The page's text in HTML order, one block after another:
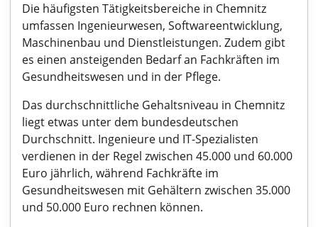
Die häufigsten Tätigkeitsbereiche in Chemnitz
umfassen Ingenieurwesen, Softwareentwicklung,
Maschinenbau und Dienstleistungen. Zudem gibt
es einen ansteigenden Bedarf an Fachkräften im
Gesundheitswesen und in der Pflege.
Das durchschnittliche Gehaltsniveau in Chemnitz
liegt etwas unter dem bundesdeutschen
Durchschnitt. Ingenieure und IT-Spezialisten
verdienen in der Regel zwischen 45.000 und 60.000
Euro jährlich, während Fachkräfte im
Gesundheitswesen mit Gehältern zwischen 35.000
und 50.000 Euro rechnen können.